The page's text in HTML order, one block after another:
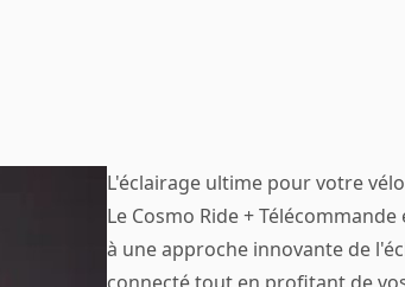
L'éclairage ultime pour votre vélo
Le Cosmo Ride +
à une approche innovante de